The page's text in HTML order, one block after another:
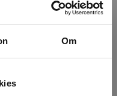
Om
Umeå